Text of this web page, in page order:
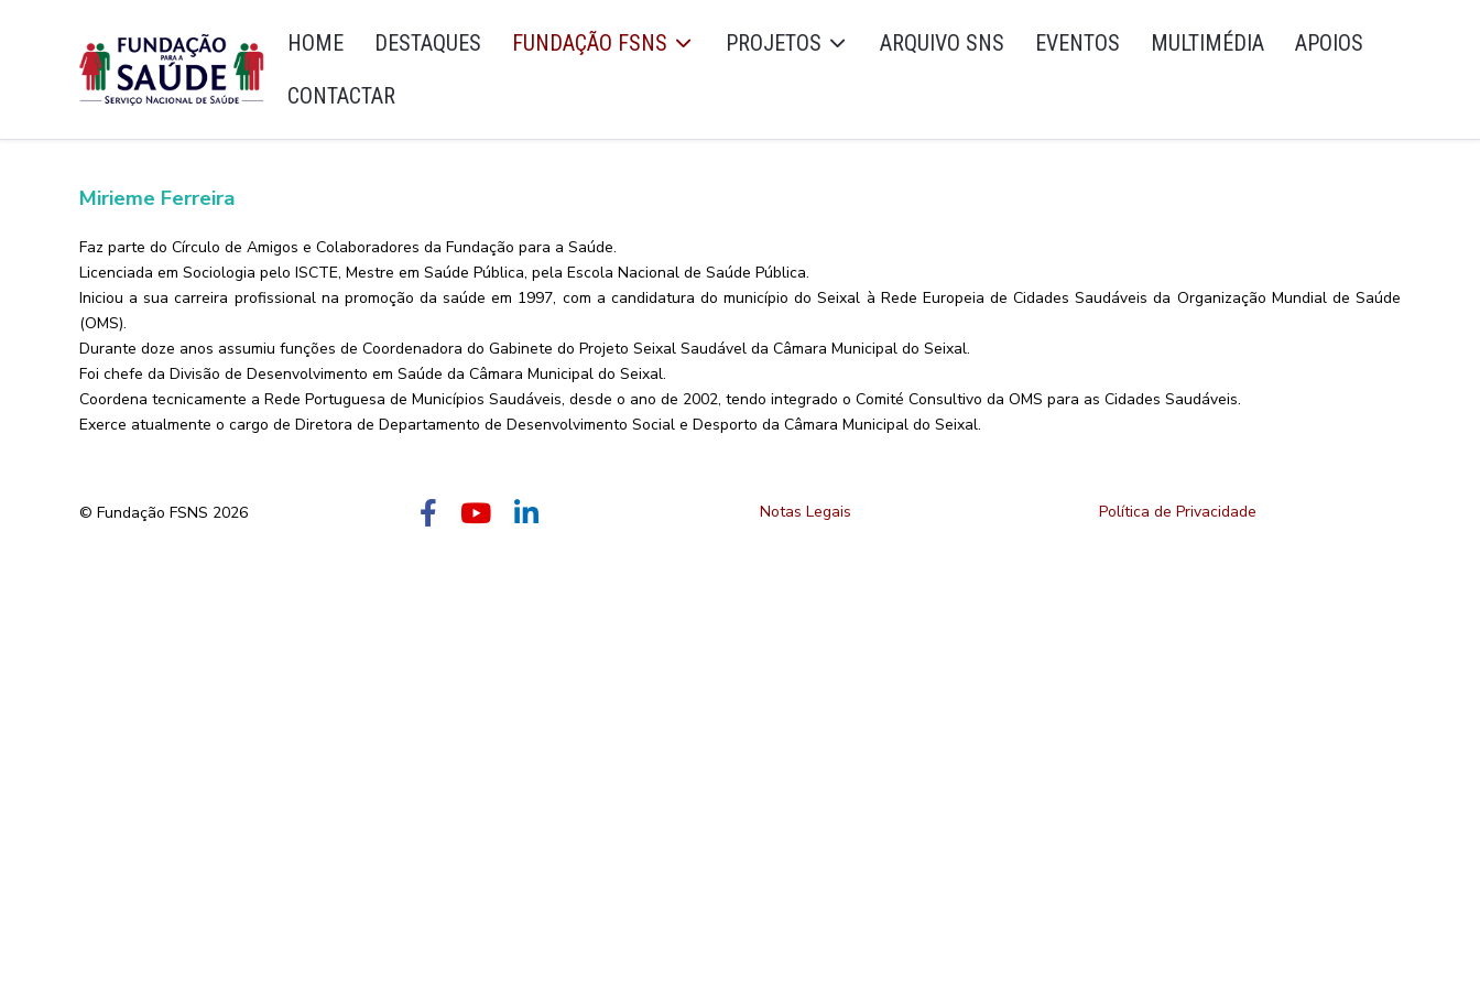
HOME DESTAQUES FUNDAÇÃO FSNS PROJETOS ARQUIVO SNS EVENTOS MULTIMÉDIA
APOIOS
CONTACTAR
Mirieme Ferreira
Faz parte do Círculo de Amigos e Colaboradores da Fundação para a Saúde.
Licenciada em Sociologia pelo ISCTE, Mestre em Saúde Pública, pela Escola Nacional de Saúde Pública.
Iniciou a sua carreira profissional na promoção da saúde em 1997, com a candidatura do município do Seixal à Rede Europeia de Cidades Saudáveis da Organização Mundial de Saúde
(OMS).
Durante doze anos assumiu funções de Coordenadora do Gabinete do Projeto Seixal Saudável da Câmara Municipal do Seixal.
Foi chefe da Divisão de Desenvolvimento em Saúde da Câmara Municipal do Seixal.
Coordena tecnicamente a Rede Portuguesa de Municípios Saudáveis, desde o ano de 2002, tendo integrado o Comité Consultivo da OMS para as Cidades Saudáveis.
Exerce atualmente o cargo de Diretora de Departamento de Desenvolvimento Social e Desporto da Câmara Municipal do Seixal.
© Fundação FSNS 2026 Notas Legais Política de Privacidade